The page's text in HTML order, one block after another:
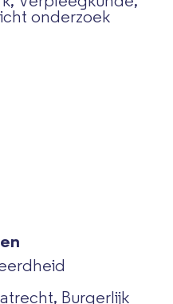
onderzoek
Burgerlijk